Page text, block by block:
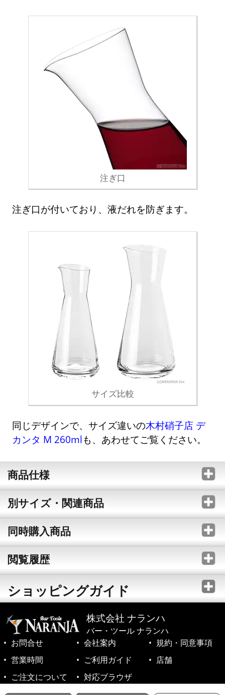
注ぎ口
注ぎ口が付いており、液だれを防ぎます。
サイズ比較
同じデザインで、サイズ違いの木村硝子店 デ
カンタ M 260mlも、あわせてご覧ください。
商品仕様
別サイズ・関連商品
同時購入商品
閲覧履歴
ショッピングガイド
株式会社 ナランハ
バー・ツール ナランハ
お問合せ
会社案内
規約・同意事項
営業時間
ご利用ガイド
店舗
ご注文について
対応ブラウザ
©1999-2026 NARANJA Inc. All Rights Reserved.